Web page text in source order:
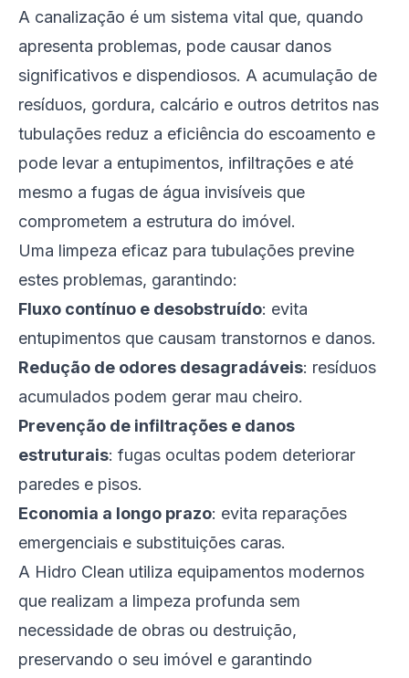
A canalização é um sistema vital que, quando
apresenta problemas, pode causar danos
significativos e dispendiosos. A acumulação de
resíduos, gordura, calcário e outros detritos nas
tubulações reduz a eficiência do escoamento e
pode levar a entupimentos, infiltrações e até
mesmo a fugas de água invisíveis que
comprometem a estrutura do imóvel.
Uma limpeza eficaz para tubulações previne
estes problemas, garantindo:
Fluxo contínuo e desobstruído: evita
entupimentos que causam transtornos e danos.
Redução de odores desagradáveis: resíduos
acumulados podem gerar mau cheiro.
Prevenção de infiltrações e danos
estruturais: fugas ocultas podem deteriorar
paredes e pisos.
Economia a longo prazo: evita reparações
emergenciais e substituições caras.
A Hidro Clean utiliza equipamentos modernos
que realizam a limpeza profunda sem
necessidade de obras ou destruição,
preservando o seu imóvel e garantindo